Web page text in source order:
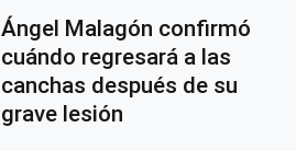
Ángel Malagón confirmó
cuándo regresará a las
canchas después de su
grave lesión